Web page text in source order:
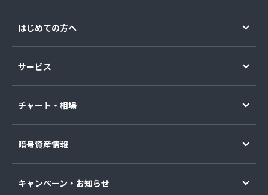
はじめての方へ
サービス
チャート・相場
暗号資産情報
キャンペーン・お知らせ